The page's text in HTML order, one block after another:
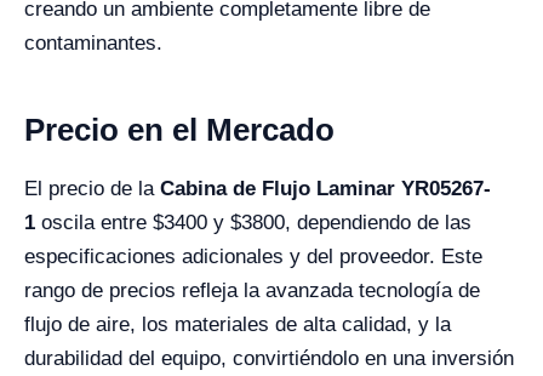
creando un ambiente completamente libre de
contaminantes.
Precio en el Mercado
El precio de la Cabina de Flujo Laminar YR05267-
1 oscila entre $3400 y $3800, dependiendo de las
especificaciones adicionales y del proveedor. Este
rango de precios refleja la avanzada tecnología de
flujo de aire, los materiales de alta calidad, y la
durabilidad del equipo, convirtiéndolo en una inversión